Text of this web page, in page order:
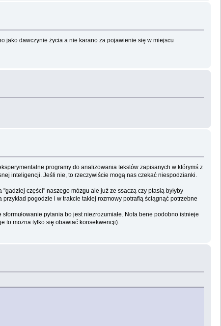
jako dawczynie życia a nie karano za pojawienie się w miejscu
programy do analizowania tekstów zapisanych w którymś z
inteligencji. Jeśli nie, to rzeczywiście mogą nas czekać niespodzianki.
części" naszego mózgu ale już ze ssaczą czy ptasią byłyby
pogodzie i w trakcie takiej rozmowy potrafią ściągnąć potrzebne
pytania bo jest niezrozumiałe. Nota bene podobno istnieje
to można tylko się obawiać konsekwencji).